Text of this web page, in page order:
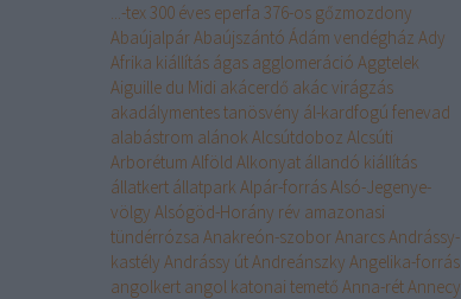
...-tex300 éves eperfa 376-os gőzmozdony
AbaújalpárAbaújszántó Ádám vendégház Ady
Afrika kiállítás ágas agglomeráció Aggtelek
Aiguille du Midi akácerdő akác virágzás
akadálymentes tanösvény ál-kardfogú fenevad
alabástrom alánok Alcsútdoboz Alcsúti
Arborétum Alföld Alkonyat állandó kiállítás
állatkert állatpark Alpár-forrásAlsó-Jegenye-
völgy Alsógöd-Horány rév amazonasi
tündérrózsa Anakreón-szoborAnarcsAndrássy-
kastély Andrássy útAndreánszky Angelika-forrás
angolkert angol katonai temető Anna-rétAnnecy